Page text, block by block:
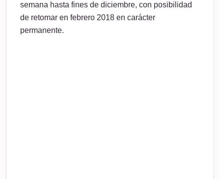
semana hasta fines de diciembre, con posibilidad
de retomar en febrero 2018 en carácter
permanente.